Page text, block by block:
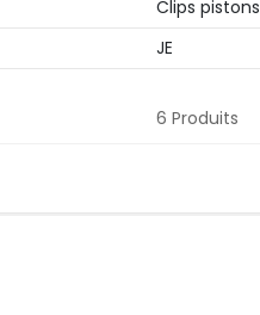
Clips pistons
JE
6 Produits